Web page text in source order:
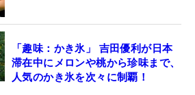
「趣味：かき氷」 吉田優利が日本
滞在中にメロンや桃から珍味まで、
人気のかき氷を次々に制覇！